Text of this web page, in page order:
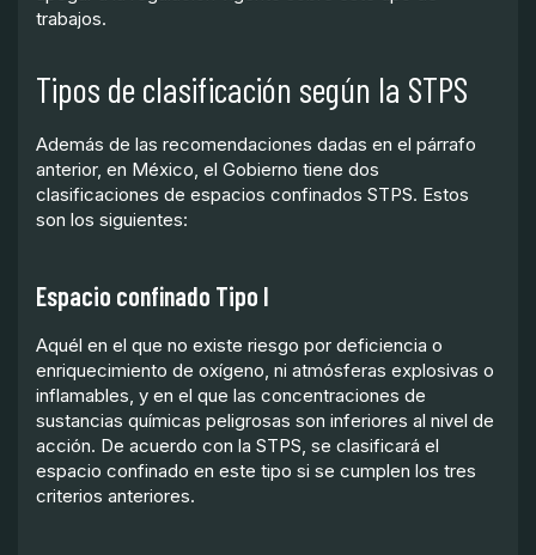
trabajos.
Tipos de clasificación según la STPS
Además de las recomendaciones dadas en el párrafo
anterior, en México, el Gobierno tiene dos
clasificaciones de espacios confinados STPS. Estos
son los siguientes:
Espacio confinado Tipo I
Aquél en el que no existe riesgo por deficiencia o
enriquecimiento de oxígeno, ni atmósferas explosivas o
inflamables, y en el que las concentraciones de
sustancias químicas peligrosas son inferiores al nivel de
acción. De acuerdo con la STPS, se clasificará el
espacio confinado en este tipo si se cumplen los tres
criterios anteriores.